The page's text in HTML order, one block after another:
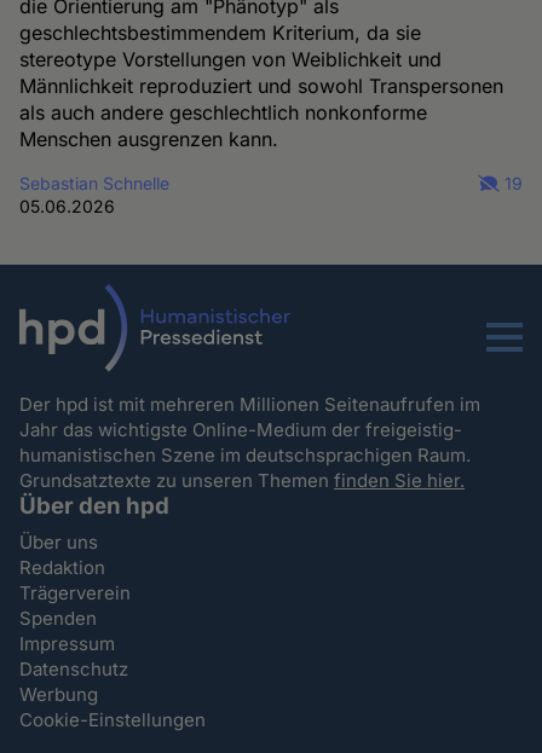
die Orientierung am "Phänotyp" als
geschlechtsbestimmendem Kriterium, da sie
stereotype Vorstellungen von Weiblichkeit und
Männlichkeit reproduziert und sowohl Transpersonen
als auch andere geschlechtlich nonkonforme
Menschen ausgrenzen kann.
Sebastian Schnelle
05.06.2026
19
Menu
Der hpd ist mit mehreren Millionen Seitenaufrufen im
Jahr das wichtigste Online-Medium der freigeistig-
humanistischen Szene im deutschsprachigen Raum.
Grundsatztexte zu unseren Themenfinden Sie hier.
Über den hpd
Über uns
Redaktion
Trägerverein
Spenden
Impressum
Datenschutz
Werbung
Cookie-Einstellungen